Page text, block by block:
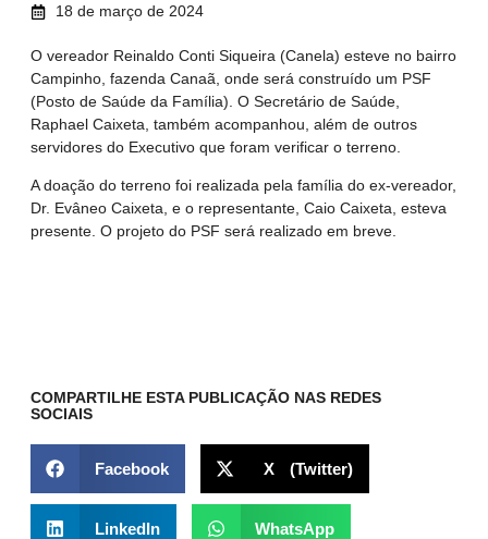
18 de março de 2024
O vereador Reinaldo Conti Siqueira (Canela) esteve no bairro
Campinho, fazenda Canaã, onde será construído um PSF
(Posto de Saúde da Família). O Secretário de Saúde,
Raphael Caixeta, também acompanhou, além de outros
servidores do Executivo que foram verificar o terreno.
A doação do terreno foi realizada pela família do ex-vereador,
Dr. Evâneo Caixeta, e o representante, Caio Caixeta, esteva
presente. O projeto do PSF será realizado em breve.
COMPARTILHE ESTA PUBLICAÇÃO NAS REDES
SOCIAIS
Facebook X (Twitter)
LinkedIn WhatsApp